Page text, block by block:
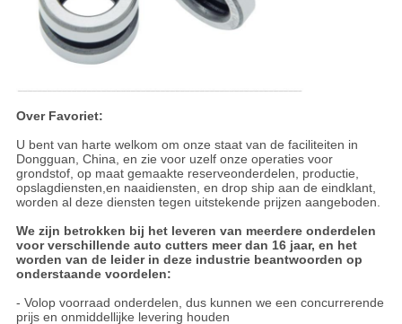
Over Favoriet:
U bent van harte welkom om onze staat van de faciliteiten in
Dongguan, China, en zie voor uzelf onze operaties voor
grondstof, op maat gemaakte reserveonderdelen, productie,
opslagdiensten,en naaidiensten, en drop ship aan de eindklant,
worden al deze diensten tegen uitstekende prijzen aangeboden.
We zijn betrokken bij het leveren van meerdere onderdelen
voor verschillende auto cutters meer dan 16 jaar, en het
worden van de leider in deze industrie beantwoorden op
onderstaande voordelen:
- Volop voorraad onderdelen, dus kunnen we een concurrerende
prijs en onmiddellijke levering houden